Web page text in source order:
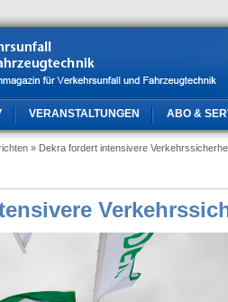
VERANSTALTUNGEN ABO &
» Dekra fordert intensivere